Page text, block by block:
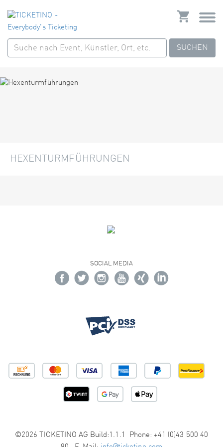
SUCHEN
HEXENTURMFÜHRUNGEN
SOCIAL MEDIA
©2026 TICKETINO AG Build:1.1.1 Phone: +41 (0)43 500 40